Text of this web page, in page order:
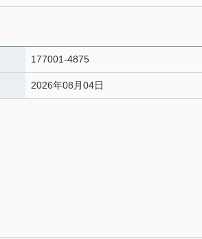
177001-4875
2026年08月04日